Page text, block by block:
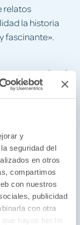
y
seguridad del
en otros
compartimos
con nuestros
publicidad
con otra
hayas hecho
relatos
la historia
fascinante».
romance, algo de
en una
para fans de
Binchy».
maravillosa
mitología,
de amar